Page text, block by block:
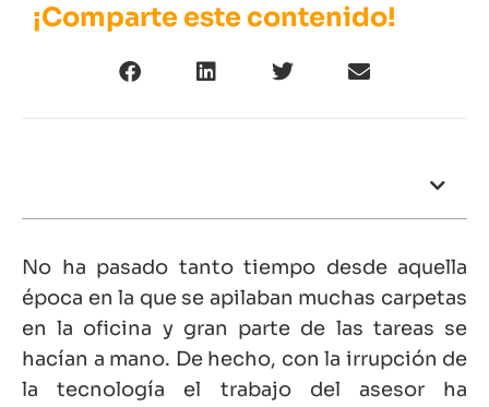
¡Comparte este contenido!
No ha pasado tanto tiempo desde aquella
época en la que se apilaban muchas carpetas
en la oficina y gran parte de las tareas se
hacían a mano. De hecho, con la irrupción de
la tecnología el trabajo del asesor ha